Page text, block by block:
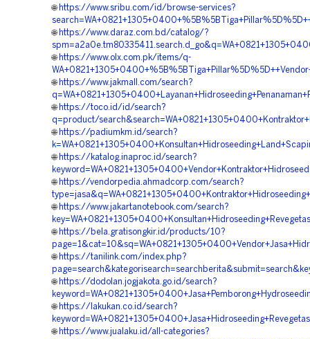
🌐 https://www.sribu.com/id/browse-services?
🌐 https://www.daraz.com.bd/catalog/?
🌐 https://www.olx.com.pk/items/q-
🌐 https://www.jakmall.com/search?
🌐 https://toco.id/id/search?
q=product/
🌐 https://padiumkm.id/search?
🌐 https://katalog.inaproc.id/search?
🌐 https://vendorpedia.ahmadcorp.com/search?
🌐 https://www.jakartanotebook.com/search?
🌐 https://bela.gratisongkir.id/products/10?
🌐 https://tanilink.com/index.php?
🌐 https://dodolan.jogjakota.go.id/search?
🌐 https://lakukan.co.id/search?
🌐 https://www.jualaku.id/all-categories?